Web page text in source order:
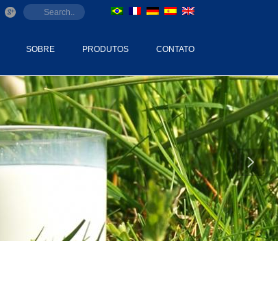
SOBRE PRODUTOS CONTATO